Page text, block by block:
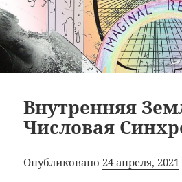
Внутренняя
Числовая
Опубликовано 24 апреля, 2021